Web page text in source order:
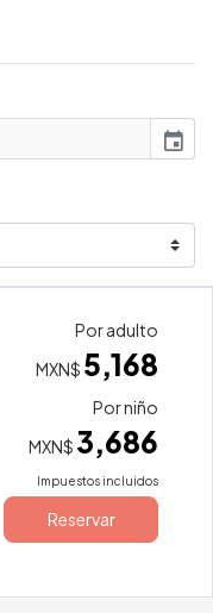
event
Por adulto
MXN$ 5,168
Por niño
MXN$ 3,686
Impuestos incluidos
Reservar